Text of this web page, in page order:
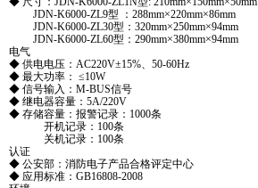
JDN-K6000-ZL9型 ：288mm×220mm×86mm
JDN-K6000-ZL30型：320mm×250mm×94mm
JDN-K6000-ZL60型：290mm×380mm×94mm
电气
◆ 供电电压：AC220V±15%、50-60Hz
◆ 最大功率： ≤10W
◆ 信号输入：M-BUS信号
◆ 继电器容量：5A/220V
◆ 存储容量：报警记录：1000条
开机记录：100条
关机记录：100条
认证
◆ 公安部：消防电子产品合格评定中心
◆ 应用标准：GB16808-2008